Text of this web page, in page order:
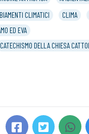
CLIMATICI CLIMA
ED EVA
CATECHISMO DELLA CHIESA